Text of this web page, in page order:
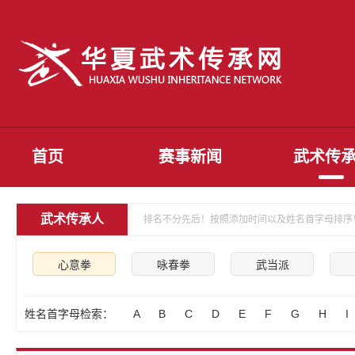
首页 赛事新闻 武术传
武术传承人 排名不分先后！按照添加时间以及姓名首字母排序
心意拳 咏春拳 武当派
姓名首字母检索： A B C D E F G H I